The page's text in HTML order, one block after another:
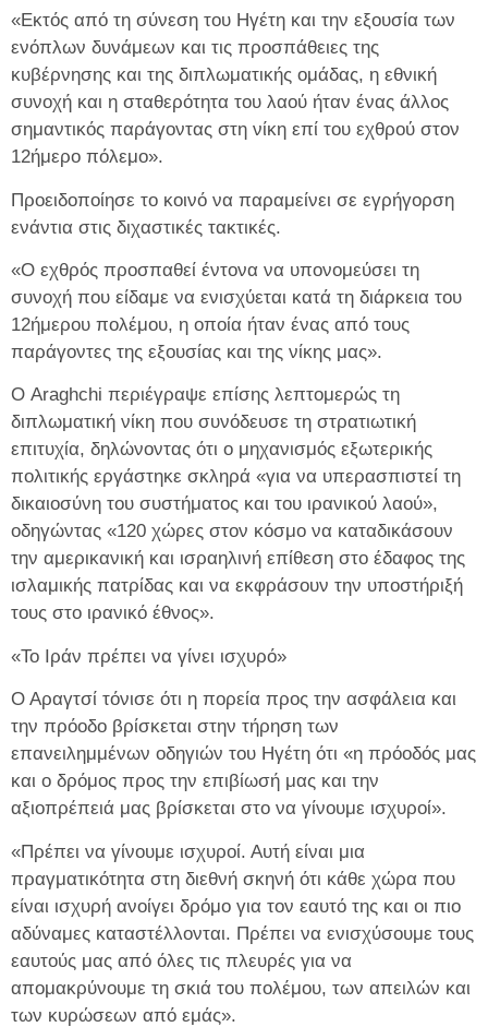
«Εκτός από τη σύνεση του Ηγέτη και την εξουσία των
ενόπλων δυνάμεων και τις προσπάθειες της
κυβέρνησης και της διπλωματικής ομάδας, η εθνική
συνοχή και η σταθερότητα του λαού ήταν ένας άλλος
σημαντικός παράγοντας στη νίκη επί του εχθρού στον
12ήμερο πόλεμο».
Προειδοποίησε το κοινό να παραμείνει σε εγρήγορση
ενάντια στις διχαστικές τακτικές.
«Ο εχθρός προσπαθεί έντονα να υπονομεύσει τη
συνοχή που είδαμε να ενισχύεται κατά τη διάρκεια του
12ήμερου πολέμου, η οποία ήταν ένας από τους
παράγοντες της εξουσίας και της νίκης μας».
Ο Araghchi περιέγραψε επίσης λεπτομερώς τη
διπλωματική νίκη που συνόδευσε τη στρατιωτική
επιτυχία, δηλώνοντας ότι ο μηχανισμός εξωτερικής
πολιτικής εργάστηκε σκληρά «για να υπερασπιστεί τη
δικαιοσύνη του συστήματος και του ιρανικού λαού»,
οδηγώντας «120 χώρες στον κόσμο να καταδικάσουν
την αμερικανική και ισραηλινή επίθεση στο έδαφος της
ισλαμικής πατρίδας και να εκφράσουν την υποστήριξή
τους στο ιρανικό έθνος».
«Το Ιράν πρέπει να γίνει ισχυρό»
Ο Αραγτσί τόνισε ότι η πορεία προς την ασφάλεια και
την πρόοδο βρίσκεται στην τήρηση των
επανειλημμένων οδηγιών του Ηγέτη ότι «η πρόοδός μας
και ο δρόμος προς την επιβίωσή μας και την
αξιοπρέπειά μας βρίσκεται στο να γίνουμε ισχυροί».
«Πρέπει να γίνουμε ισχυροί. Αυτή είναι μια
πραγματικότητα στη διεθνή σκηνή ότι κάθε χώρα που
είναι ισχυρή ανοίγει δρόμο για τον εαυτό της και οι πιο
αδύναμες καταστέλλονται. Πρέπει να ενισχύσουμε τους
εαυτούς μας από όλες τις πλευρές για να
απομακρύνουμε τη σκιά του πολέμου, των απειλών και
των κυρώσεων από εμάς».